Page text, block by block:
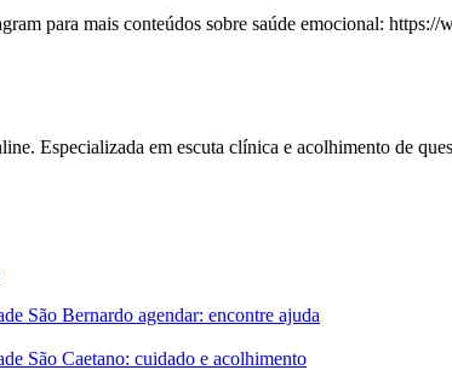
para mais conteúdos sobre saúde emocional:
Especializada em escuta clínica e acolhimento de
São Bernardo agendar: encontre ajuda
São Caetano: cuidado e acolhimento